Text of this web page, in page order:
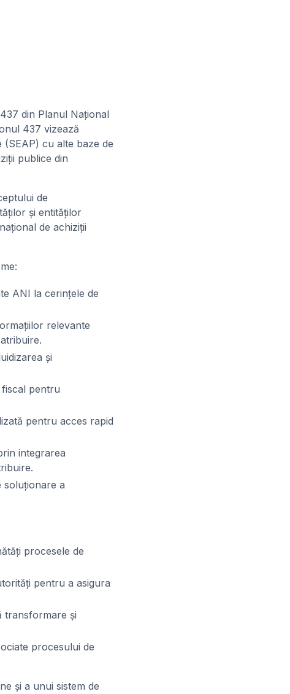
din Planul Național
437 vizează
cu alte baze de
publice din
de
și entităților
de achiziții
ANI la cerințele de
relevante
și
pentru
pentru acces rapid
integrarea
soluționare a
procesele de
pentru a asigura
transformare și
procesului de
și a unui sistem de